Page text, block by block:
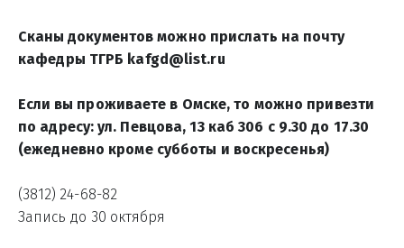
Сканы документов можно прислать на почту
кафедры ТГРБ kafgd@list.ru
Если вы проживаете в Омске, то можно привезти
по адресу: ул. Певцова, 13 каб 306 с 9.30 до 17.30
(ежедневно кроме субботы и воскресенья)
(3812) 24-68-82
Запись до 30 октября